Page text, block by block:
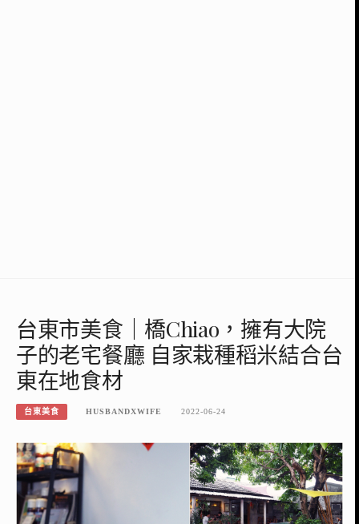
台東市美食｜橋Chiao，擁有大院
子的老宅餐廳 自家栽種稻米結合台
東在地食材
台東美食 HUSBANDXWIFE 2022-06-24